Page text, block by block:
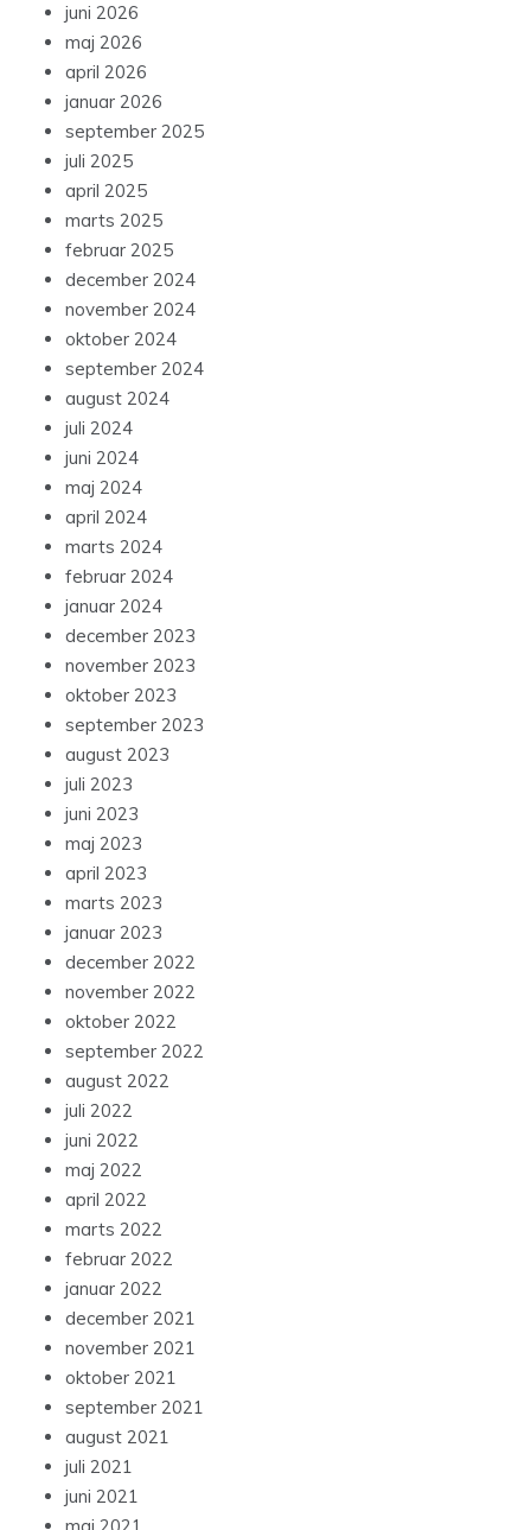
juni 2026
maj 2026
april 2026
januar 2026
september 2025
juli 2025
april 2025
marts 2025
februar 2025
december 2024
november 2024
oktober 2024
september 2024
august 2024
juli 2024
juni 2024
maj 2024
april 2024
marts 2024
februar 2024
januar 2024
december 2023
november 2023
oktober 2023
september 2023
august 2023
juli 2023
juni 2023
maj 2023
april 2023
marts 2023
januar 2023
december 2022
november 2022
oktober 2022
september 2022
august 2022
juli 2022
juni 2022
maj 2022
april 2022
marts 2022
februar 2022
januar 2022
december 2021
november 2021
oktober 2021
september 2021
august 2021
juli 2021
juni 2021